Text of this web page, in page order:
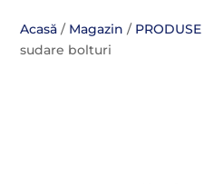
Acasă / Magazin / PRODUSE
sudare bolturi